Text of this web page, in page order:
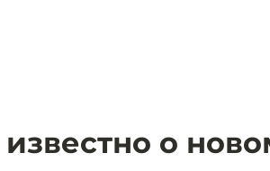
известно о